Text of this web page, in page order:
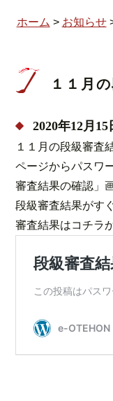
ホーム > お知らせ
１１月
2020年12月15
１１月の段級審査
ページからパスワ
審査結果の確認」
段級審査結果がす
審査結果はコチラ